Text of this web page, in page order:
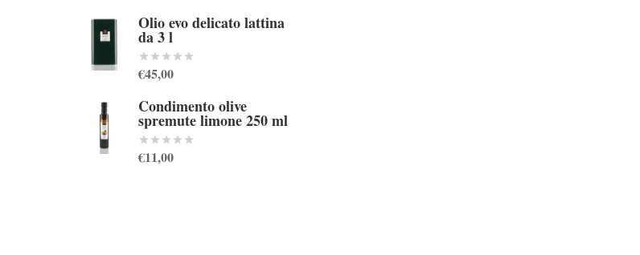
Olio evo delicato lattina
da 3 l
€45,00
Condimento olive
spremute limone 250 ml
€11,00